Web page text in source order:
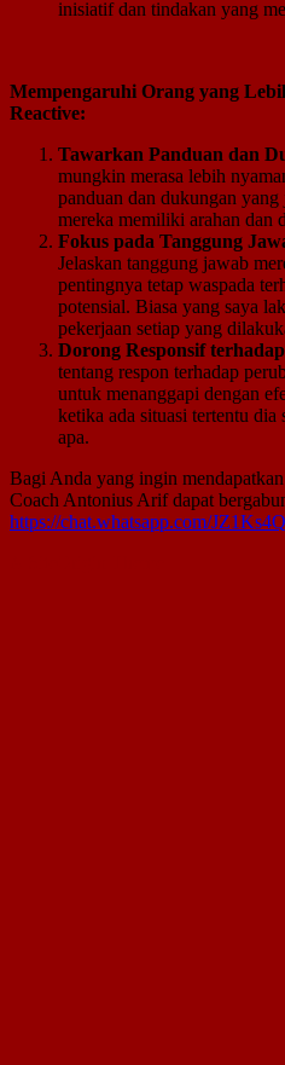
inisiatif dan tindakan yang
Mempengaruhi Orang yang
Reactive:
Tawarkan Panduan dan
mungkin merasa lebih
panduan dan dukungan yang
mereka memiliki arahan dan
Fokus pada Tanggung
Jelaskan tanggung jawab
pentingnya tetap waspada
potensial. Biasa yang saya
pekerjaan setiap yang
Dorong Responsif
tentang respon terhadap
untuk menanggapi dengan
ketika ada situasi tertentu dia
apa.
Bagi Anda yang ingin
Coach Antonius Arif dapat
https://chat.whatsapp.com/